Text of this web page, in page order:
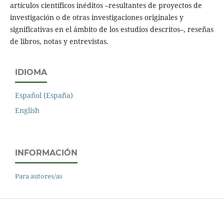
artículos científicos inéditos –resultantes de proyectos de
investigación o de otras investigaciones originales y
significativas en el ámbito de los estudios descritos–, reseñas
de libros, notas y entrevistas.
IDIOMA
Español (España)
English
INFORMACIÓN
Para autores/as